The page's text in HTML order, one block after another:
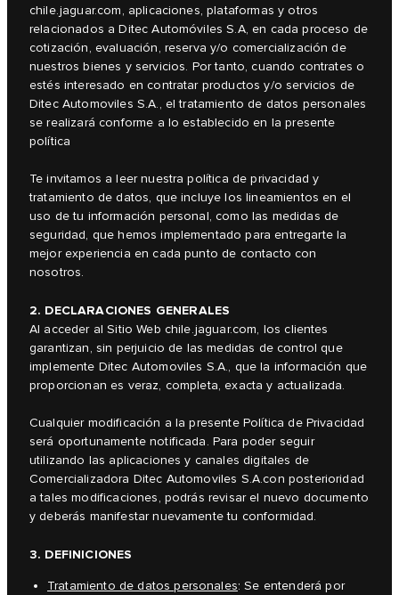
chile.jaguar.com, aplicaciones, plataformas y otros
relacionados a Ditec Automóviles S.A, en cada proceso de
cotización, evaluación, reserva y/o comercialización de
nuestros bienes y servicios. Por tanto, cuando contrates o
estés interesado en contratar productos y/o servicios de
Ditec Automoviles S.A., el tratamiento de datos personales
se realizará conforme a lo establecido en la presente
política
Te invitamos a leer nuestra política de privacidad y
tratamiento de datos, que incluye los lineamientos en el
uso de tu información personal, como las medidas de
seguridad, que hemos implementado para entregarte la
mejor experiencia en cada punto de contacto con
nosotros.
2. DECLARACIONES GENERALES
Al acceder al Sitio Web chile.jaguar.com, los clientes
garantizan, sin perjuicio de las medidas de control que
implemente Ditec Automoviles S.A., que la información que
proporcionan es veraz, completa, exacta y actualizada.
Cualquier modificación a la presente Política de Privacidad
será oportunamente notificada. Para poder seguir
utilizando las aplicaciones y canales digitales de
Comercializadora Ditec Automoviles S.A.con posterioridad
a tales modificaciones, podrás revisar el nuevo documento
y deberás manifestar nuevamente tu conformidad.
3. DEFINICIONES
Tratamiento de datos personales: Se entenderá por